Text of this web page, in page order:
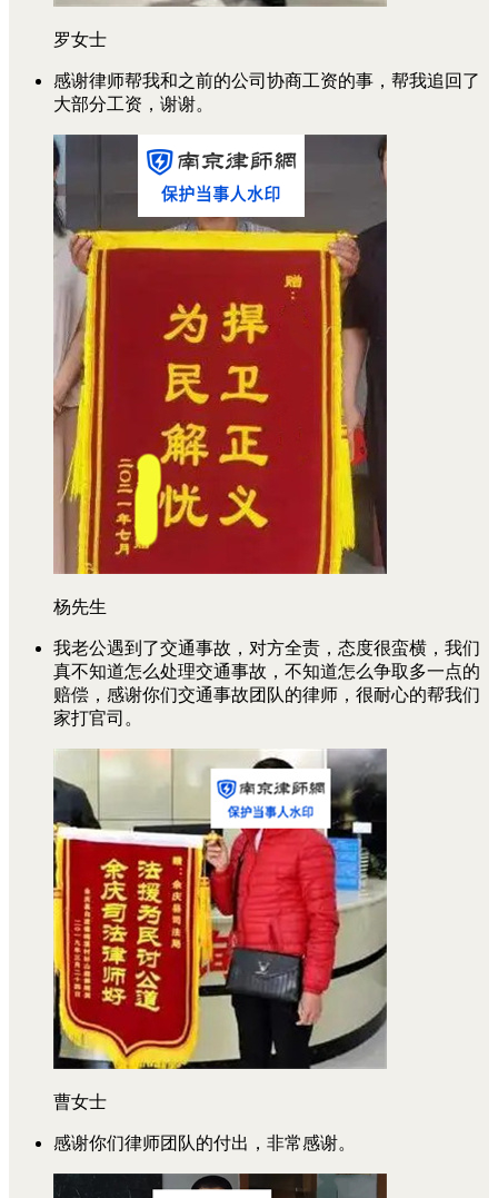
罗女士
感谢律师帮我和之前的公司协商工资的事，帮我追回了
大部分工资，谢谢。
杨先生
我老公遇到了交通事故，对方全责，态度很蛮横，我们
真不知道怎么处理交通事故，不知道怎么争取多一点的
赔偿，感谢你们交通事故团队的律师，很耐心的帮我们
家打官司。
曹女士
感谢你们律师团队的付出，非常感谢。